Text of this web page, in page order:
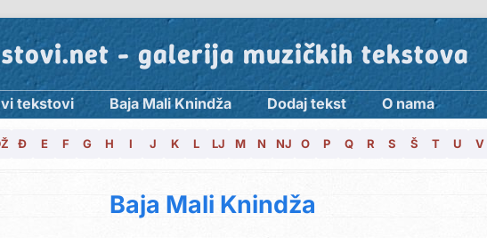
- galerija muzičkih tekstova
tekstovi Baja Mali Knindža Dodaj tekst O nama
Đ E F G H I J K L LJ M N NJ O P Q R S Š T U V
Baja Mali Knindža